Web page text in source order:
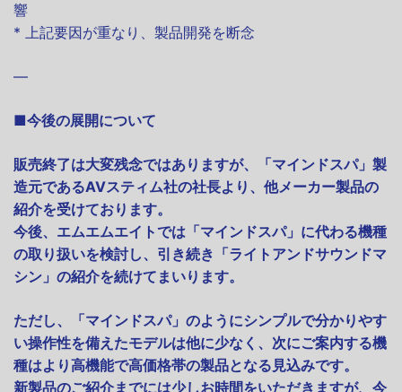
響
* 上記要因が重なり、製品開発を断念
—
■今後の展開について
販売終了は大変残念ではありますが、「マインドスパ」製
造元であるAVスティム社の社長より、他メーカー製品の
紹介を受けております。
今後、エムエムエイトでは「マインドスパ」に代わる機種
の取り扱いを検討し、引き続き「ライトアンドサウンドマ
シン」の紹介を続けてまいります。
ただし、「マインドスパ」のようにシンプルで分かりやす
い操作性を備えたモデルは他に少なく、次にご案内する機
種はより高機能で高価格帯の製品となる見込みです。
新製品のご紹介までには少しお時間をいただきますが、今